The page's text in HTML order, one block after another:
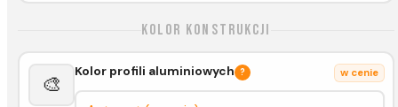
Kolor konstrukcji
🎨
Kolor profili aluminiowych ? w cenie